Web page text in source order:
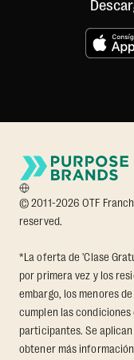
© 2011-2026 OTF
reserved.
*La oferta de 'Clase
por primera vez y los
embargo, los menores
cumplen las
participantes. Se
obtener más